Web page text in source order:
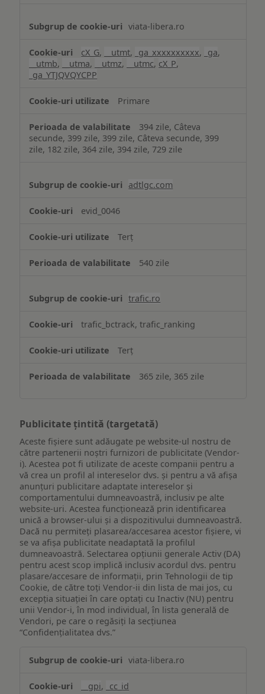
viata-libera.ro
cX_G, __utmt, _ga_xxxxxxxxxx, _ga,
__utmb, __utma, __utmz, __utmc, cX_P,
_ga_YTJQVQYCPP
Primare
394 zile, Câteva
secunde, 399 zile, 399 zile, Câteva secunde, 399
zile, 182 zile, 364 zile, 394 zile, 729 zile
adtlgc.com
evid_0046
Terț
540 zile
trafic.ro
trafic_bctrack, trafic_ranking
Terț
365 zile, 365 zile
Publicitate țintită (targetată)
Aceste fișiere sunt adăugate pe website-ul nostru de
către partenerii noștri furnizori de publicitate (Vendor-
i). Acestea pot fi utilizate de aceste companii pentru a
vă crea un profil al intereselor dvs. și pentru a vă afișa
anunțuri publicitare adaptate intereselor și
comportamentului dumneavoastră, inclusiv pe alte
website-uri. Acestea funcționează prin identificarea
unică a browser-ului și a dispozitivului dumneavoastră.
Dacă nu permiteți plasarea/accesarea acestor fișiere, vi
se va afișa publicitate neadaptată la profilul
dumneavoastră. Selectarea opțiunii generale Activ (DA)
pentru acest scop implică inclusiv acordul dvs. pentru
plasare/accesare de informații, prin Tehnologii de tip
Cookie, de către toți Vendor-ii din lista de mai jos, cu
excepția situației în care optați cu Inactiv (NU) pentru
unii Vendor-i, în mod individual, în lista generală de
Vendori, pe care o regăsiți la secțiunea
“Confidențialitatea dvs.”
țintită
viata-libera.ro
__gpi, _cc_id